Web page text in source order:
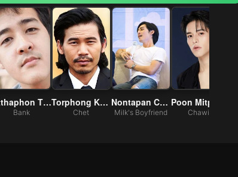
Atthaphon Thetthawong
Bank
Torphong Kul-on
Chet
Nontapan Chuenwarin
Milk's Boyfriend Chawin